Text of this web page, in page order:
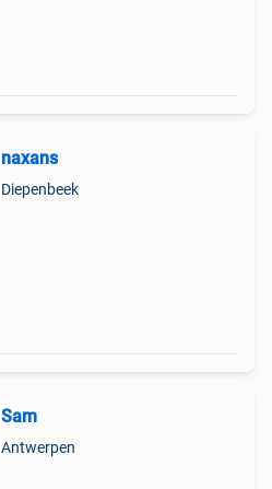
naxans
Diepenbeek
Sam
Antwerpen